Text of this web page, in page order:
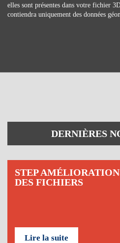
elles sont présentes dans votre fichier
contiendra uniquement des données
DERNIÈRES
STEP
DES FICHIERS
Lire la suite